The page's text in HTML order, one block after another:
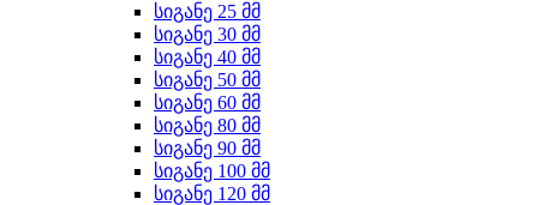
სიგანე 25 მმ
სიგანე 30 მმ
სიგანე 40 მმ
სიგანე 50 მმ
სიგანე 60 მმ
სიგანე 80 მმ
სიგანე 90 მმ
სიგანე 100 მმ
სიგანე 120 მმ